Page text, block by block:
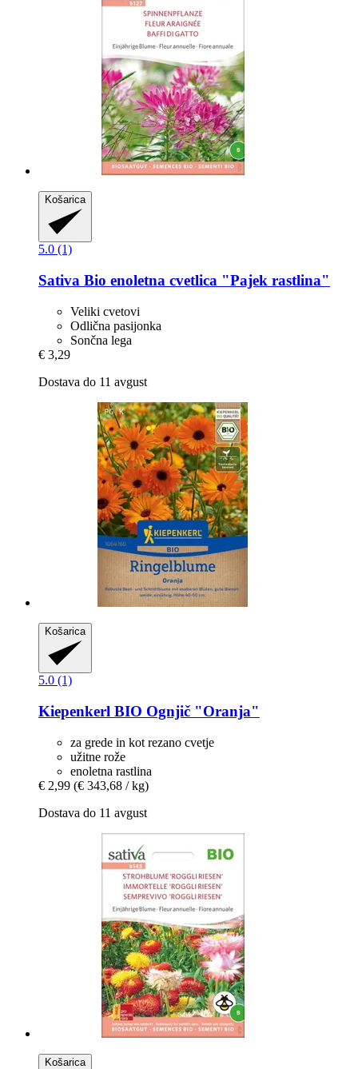
Košarica
5.0 (1)
Sativa Bio enoletna cvetlica "Pajek rastlina"
Veliki cvetovi
Odlična pasijonka
Sončna lega
€ 3,29
Dostava do 11 avgust
Košarica
5.0 (1)
Kiepenkerl BIO Ognjič "Oranja"
za grede in kot rezano cvetje
užitne rože
enoletna rastlina
€ 2,99 (€ 343,68 / kg)
Dostava do 11 avgust
Košarica